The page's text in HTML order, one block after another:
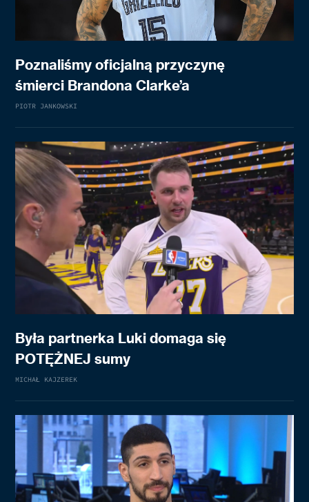
Poznaliśmy oficjalną przyczynę
śmierci Brandona Clarke’a
PIOTR JANKOWSKI
Była partnerka Luki domaga się
POTĘŻNEJ sumy
MICHAŁ KAJZEREK